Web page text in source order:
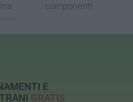
componenti
E
GRATIS